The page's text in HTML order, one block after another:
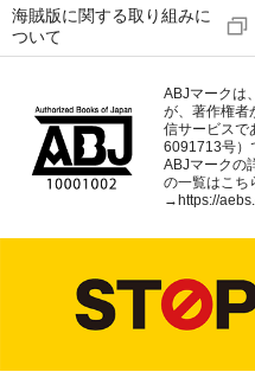
海賊版に関する取り組みに
ついて
ABJマークは
が、著作権者
信サービスで
6091713号）
ABJマークの
の一覧はこち
→ https://